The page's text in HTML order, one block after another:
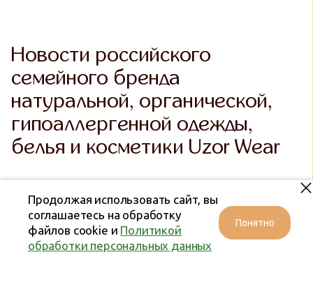
Новости российского
семейного бренда
натуральной, органической,
гипоаллергенной одежды,
белья и косметики Uzor Wear
Продолжая использовать сайт, вы
соглашаетесь на обработку
файлов cookie и Политикой
обработки персональных данных
Понятно